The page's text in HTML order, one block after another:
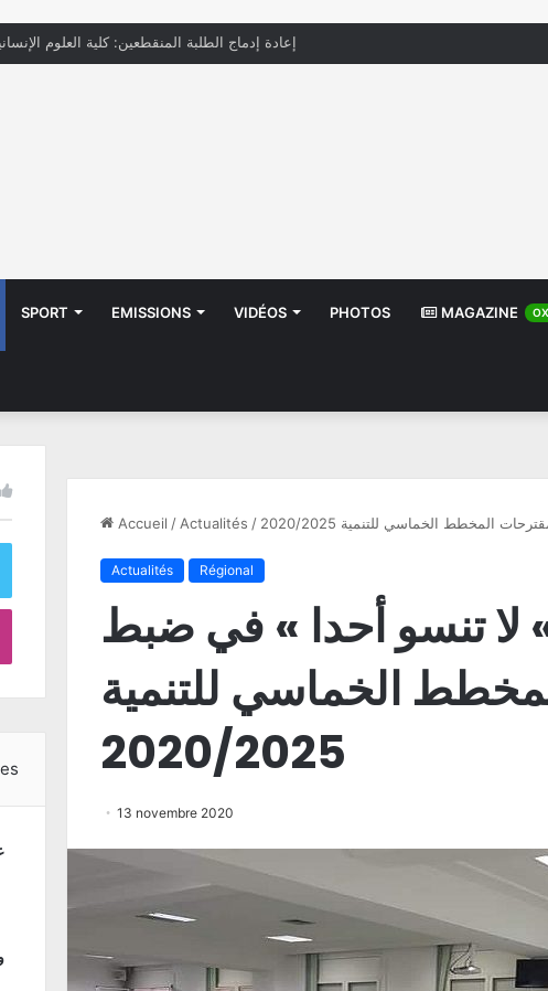
إعادة إدماج الطلبة المنقطعين: كلية العلوم
SPORT EMISSIONS VIDÉOS PHOTOS MAGAZINE
Accueil / Actualités / المخطط الخماسي للتنمية 2020/2025
Actualités Régional
لا تنسو أحدا » في ضبط
الخماسي للتنمية
2020/2025
13 novembre 2020